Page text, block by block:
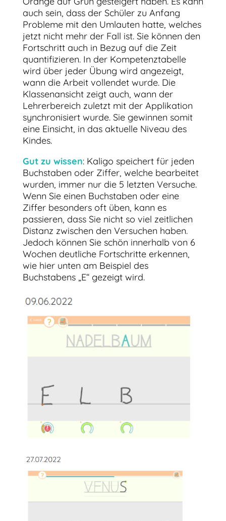
auch sein, dass der Schüler zu Anfang
Probleme mit den Umlauten hatte, welches
jetzt nicht mehr der Fall ist. Sie können den
Fortschritt auch in Bezug auf die Zeit
quantifizieren. In der Kompetenztabelle
wird über jeder Übung wird angezeigt,
wann die Arbeit vollendet wurde. Die
Klassenansicht zeigt auch, wann der
Lehrerbereich zuletzt mit der Applikation
synchronisiert wurde. Sie gewinnen somit
eine Einsicht, in das aktuelle Niveau des
Kindes.
Gut zu wissen: Kaligo speichert für jeden
Buchstaben oder Ziffer, welche bearbeitet
wurden, immer nur die 5 letzten Versuche.
Wenn Sie einen Buchstaben oder eine
Ziffer besonders oft üben, kann es
passieren, dass Sie nicht so viel zeitlichen
Distanz zwischen den Versuchen haben.
Jedoch können Sie schön innerhalb von 6
Wochen deutliche Fortschritte erkennen,
wie hier unten am Beispiel des
Buchstabens „E“ gezeigt wird.